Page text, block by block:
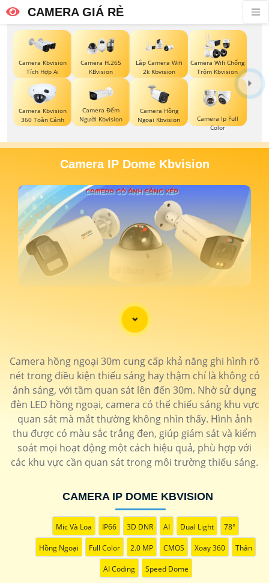
CAMERA GIÁ RẺ
Camera Kbvision
Tích Hợp Ai
Camera H.265
KBvision
Lắp Camera Wifi
2k Kbvision
Camera Wifi Chống
Trộm Kbvision
Camera Kbvision
360 Toàn Cảnh
Camera Đếm
Người Kbvision
Camera Hồng
Ngoại Kbvision
Camera Ip Full
Color
Camera IP Dome Kbvision
'
Camera hồng ngoại 30m cung cấp khả năng ghi hình rõ
nét trong điều kiện thiếu sáng hay thậm chí là không có
ánh sáng, với tầm quan sát lên đến 30m. Nhờ sử dụng
đèn LED hồng ngoại, camera có thể chiếu sáng khu vực
quan sát mà mắt thường không nhìn thấy. Hình ảnh
thu được có màu sắc trắng đen, giúp giám sát và kiểm
soát mọi hoạt động một cách hiệu quả, phù hợp với
các khu vực cần quan sát trong môi trường thiếu sáng.
CAMERA IP DOME KBVISION
Mic Và Loa IP66 3D DNR AI Dual Light 78°
Hồng Ngoại Full Color 2.0 MP CMOS Xoay 360 Thân
AI Coding Speed Dome